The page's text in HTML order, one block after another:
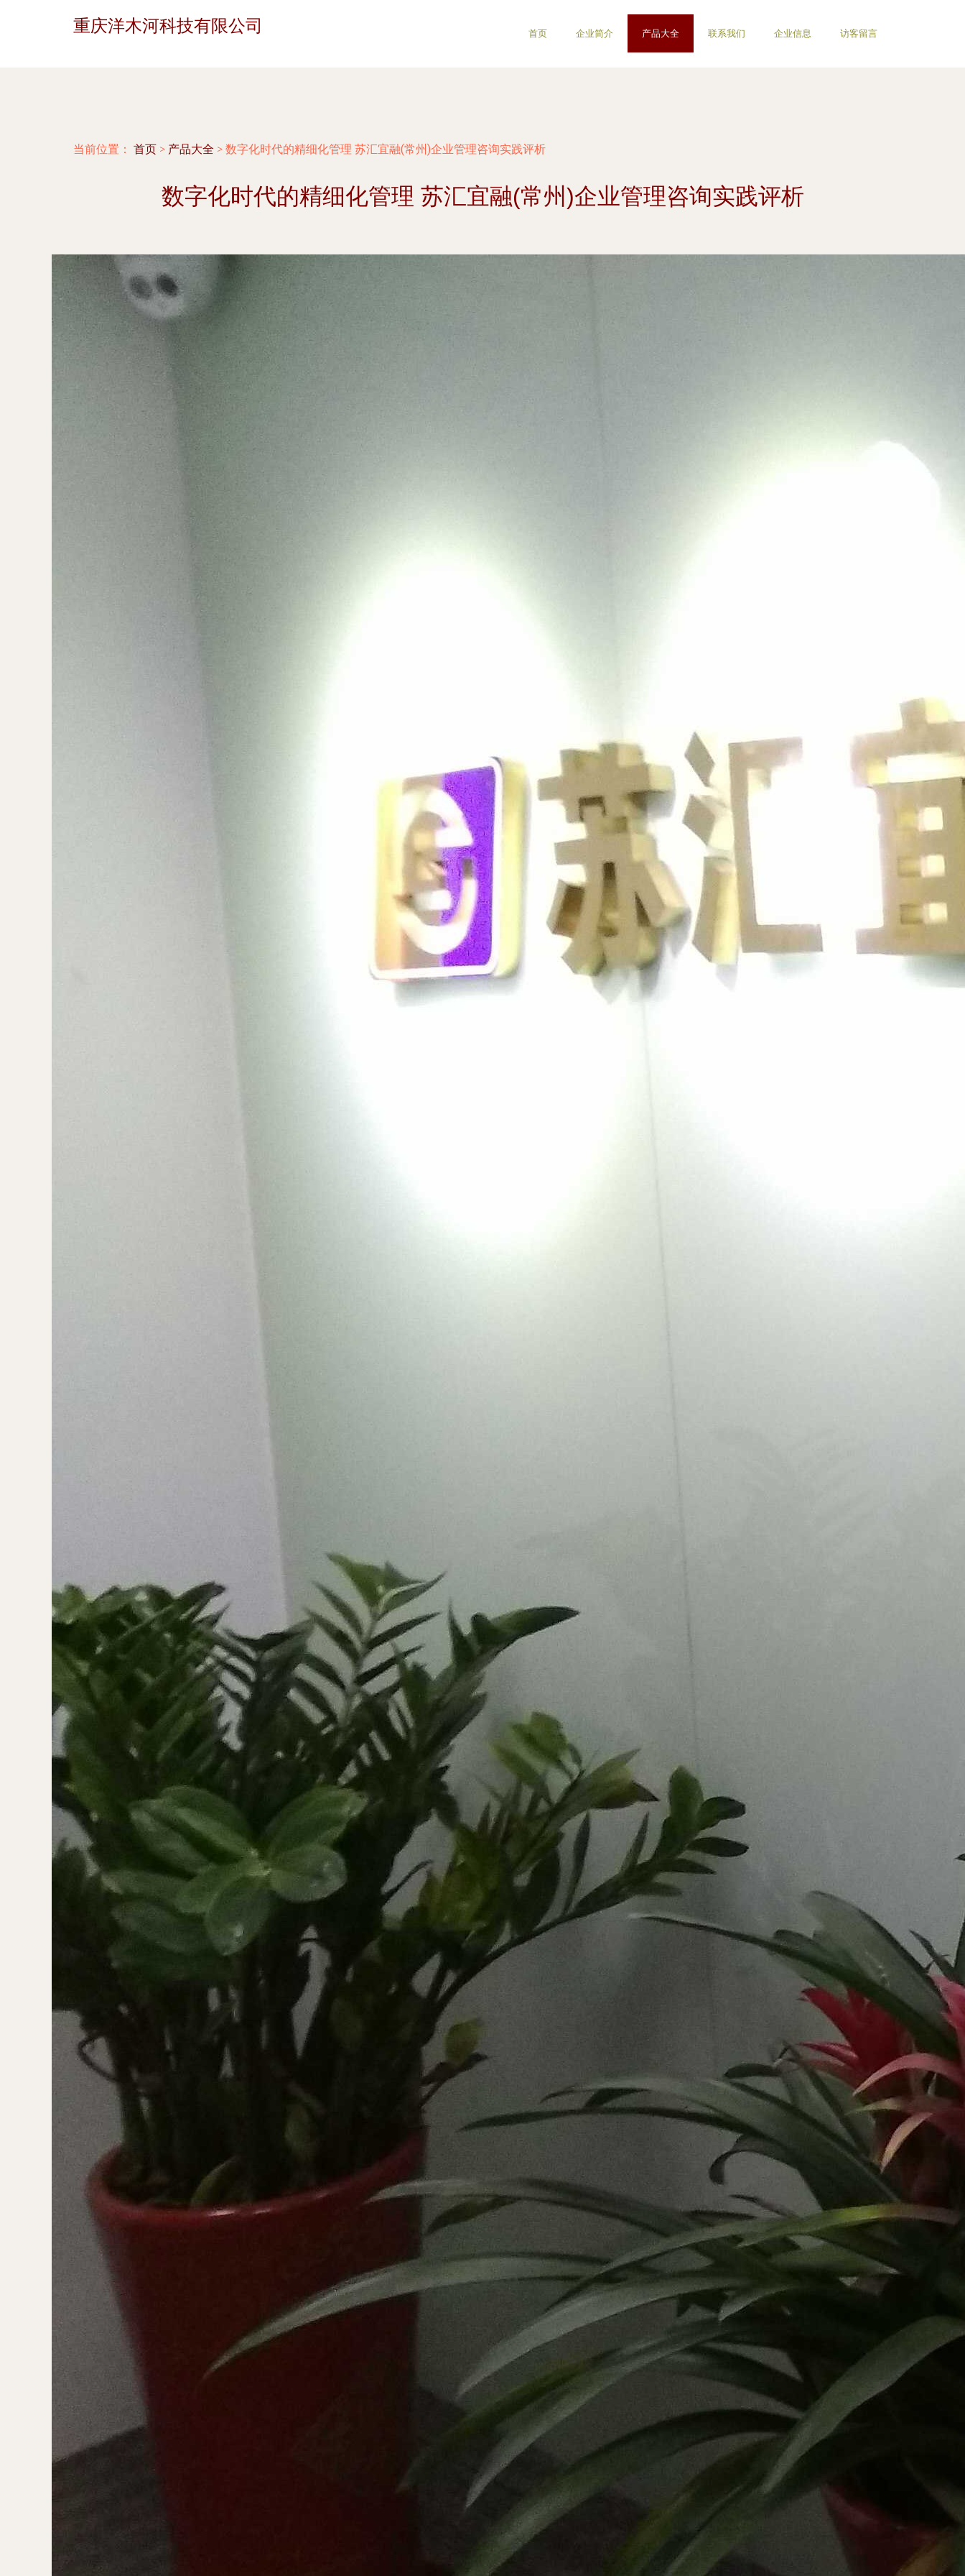
重庆洋木河科技有限公司 首页 企业简介 产品大全 联系我们 企业信息 访客留言
当前位置： 首页 > 产品大全 > 数字化时代的精细化管理 苏汇宜融(常州)企业管理咨询实践评析
数字化时代的精细化管理 苏汇宜融(常州)企业管理咨询实践评析